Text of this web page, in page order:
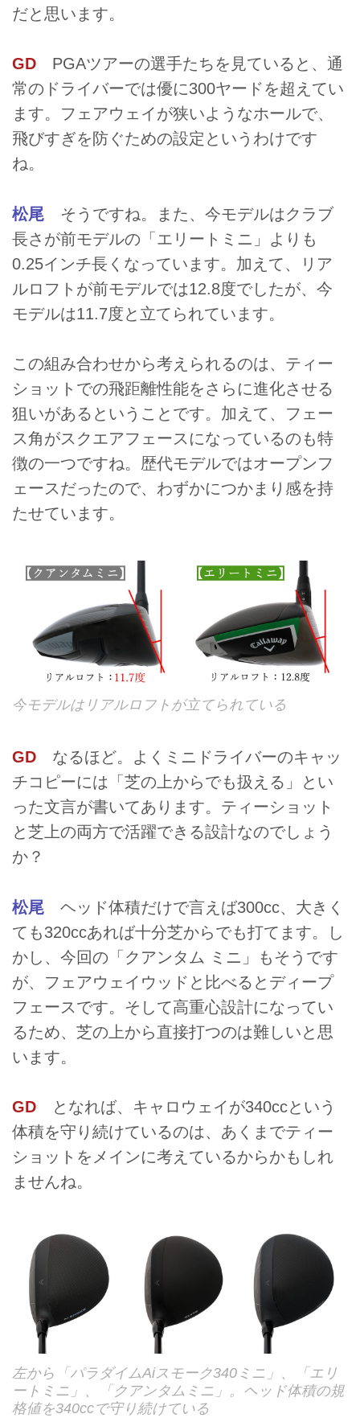
だと思います。
GD PGAツアーの選手たちを見ていると、通
常のドライバーでは優に300ヤードを超えてい
ます。フェアウェイが狭いようなホールで、
飛びすぎを防ぐための設定というわけです
ね。
松尾 そうですね。また、今モデルはクラブ
長さが前モデルの「エリートミニ」よりも
0.25インチ長くなっています。加えて、リア
ルロフトが前モデルでは12.8度でしたが、今
モデルは11.7度と立てられています。
この組み合わせから考えられるのは、ティー
ショットでの飛距離性能をさらに進化させる
狙いがあるということです。加えて、フェー
ス角がスクエアフェースになっているのも特
徴の一つですね。歴代モデルではオープンフ
ェースだったので、わずかにつかまり感を持
たせています。
今モデルはリアルロフトが立てられている
GD なるほど。よくミニドライバーのキャッ
チコピーには「芝の上からでも扱える」とい
った文言が書いてあります。ティーショット
と芝上の両方で活躍できる設計なのでしょう
か？
松尾 ヘッド体積だけで言えば300cc、大きく
ても320ccあれば十分芝からでも打てます。し
かし、今回の「クアンタム ミニ」もそうです
が、フェアウェイウッドと比べるとディープ
フェースです。そして高重心設計になってい
るため、芝の上から直接打つのは難しいと思
います。
GD となれば、キャロウェイが340ccという
体積を守り続けているのは、あくまでティー
ショットをメインに考えているからかもしれ
ませんね。
左から「パラダイムAiスモーク340ミニ」、「エリ
ートミニ」、「クアンタムミニ」。ヘッド体積の規
格値を340ccで守り続けている